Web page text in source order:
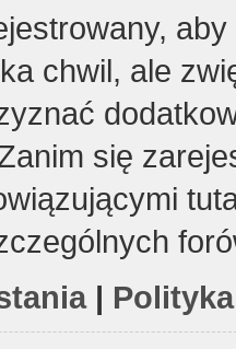
chwil, ale
się
|